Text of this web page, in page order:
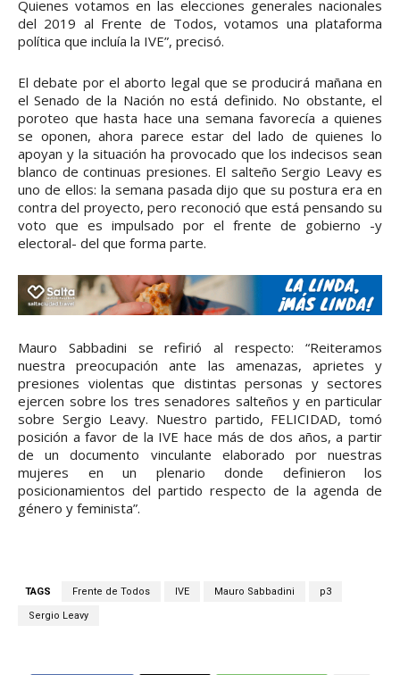
Quienes votamos en las elecciones generales nacionales
del 2019 al Frente de Todos, votamos una plataforma
política que incluía la IVE”, precisó.
El debate por el aborto legal que se producirá mañana en
el Senado de la Nación no está definido. No obstante, el
poroteo que hasta hace una semana favorecía a quienes
se oponen, ahora parece estar del lado de quienes lo
apoyan y la situación ha provocado que los indecisos sean
blanco de continuas presiones. El salteño Sergio Leavy es
uno de ellos: la semana pasada dijo que su postura era en
contra del proyecto, pero reconoció que está pensando su
voto que es impulsado por el frente de gobierno -y
electoral- del que forma parte.
Mauro Sabbadini se refirió al respecto: “Reiteramos
nuestra preocupación ante las amenazas, aprietes y
presiones violentas que distintas personas y sectores
ejercen sobre los tres senadores salteños y en particular
sobre Sergio Leavy. Nuestro partido, FELICIDAD, tomó
posición a favor de la IVE hace más de dos años, a partir
de un documento vinculante elaborado por nuestras
mujeres en un plenario donde definieron los
posicionamientos del partido respecto de la agenda de
género y feminista”.
TAGS Frente de Todos IVE Mauro Sabbadini p3
Sergio Leavy